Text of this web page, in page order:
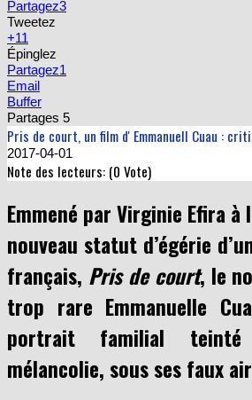
Partagez3
Tweetez
+11
Épinglez
Partagez1
Email
Buffer
Partages 5
Pris de court, un film d' Emmanuell Cuau :
2017-04-01
Note des lecteurs: (0 Vote)
Emmené par Virginie Efira à
nouveau statut d’égérie
français, Pris de court, le
trop rare Emmanuelle
portrait familial teinté
mélancolie, sous ses faux